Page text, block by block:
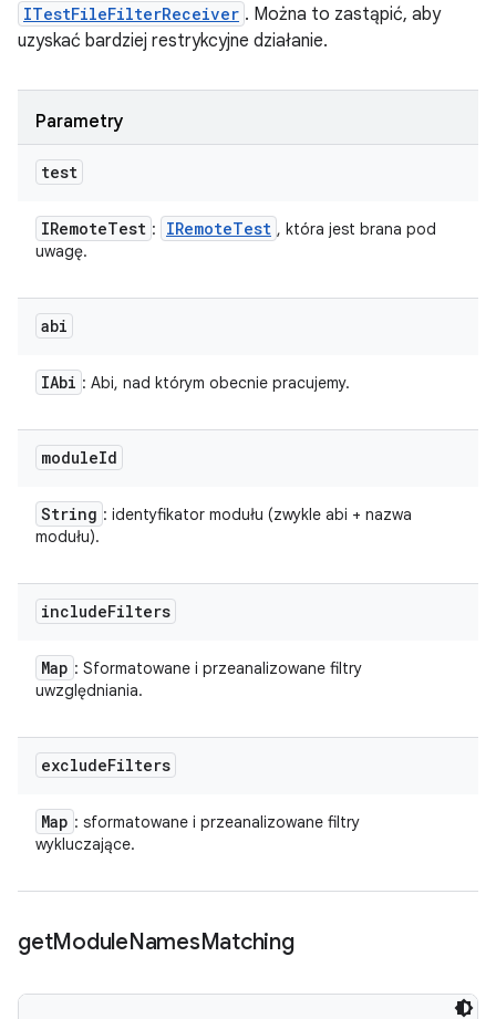
ITestFileFilterReceiver . Można to zastąpić, aby
uzyskać bardziej restrykcyjne działanie.
Parametry
test
IRemoteTest : IRemoteTest , która jest brana pod
uwagę.
abi
IAbi : Abi, nad którym obecnie pracujemy.
moduleId
String : identyfikator modułu (zwykle abi + nazwa
modułu).
includeFilters
Map : Sformatowane i przeanalizowane filtry
uwzględniania.
excludeFilters
Map : sformatowane i przeanalizowane filtry
wykluczające.
getModuleNamesMatching